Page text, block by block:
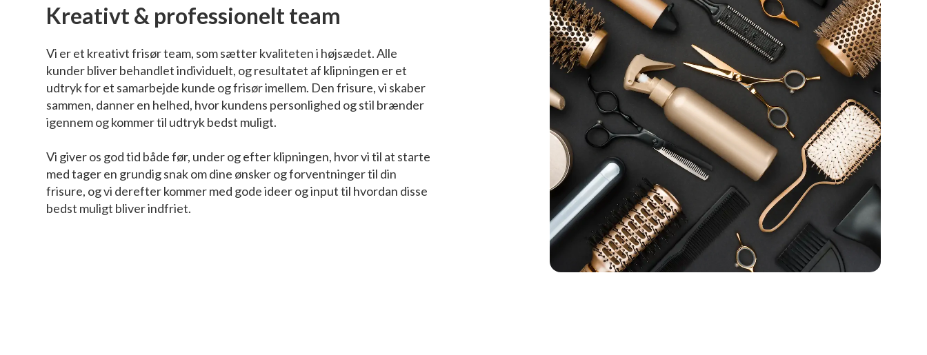
Kreativt & professionelt team
Vi er et kreativt frisør team, som sætter kvaliteten i højsædet. Alle
kunder bliver behandlet individuelt, og resultatet af klipningen er et
udtryk for et samarbejde kunde og frisør imellem. Den frisure, vi skaber
sammen, danner en helhed, hvor kundens personlighed og stil brænder
igennem og kommer til udtryk bedst muligt.
Vi giver os god tid både før, under og efter klipningen, hvor vi til at starte
med tager en grundig snak om dine ønsker og forventninger til din
frisure, og vi derefter kommer med gode ideer og input til hvordan disse
bedst muligt bliver indfriet.